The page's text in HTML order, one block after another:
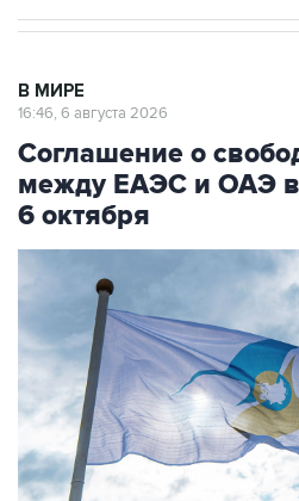
В МИРЕ
16:46, 6 августа 2026
Соглашение о
между ЕАЭС и ОАЭ
6 октября